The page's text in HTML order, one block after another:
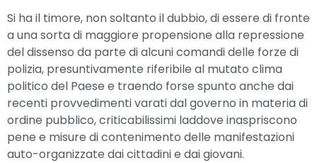
Si ha il timore, non soltanto il dubbio, di essere di fronte
a una sorta di maggiore propensione alla repressione
del dissenso da parte di alcuni comandi delle forze di
polizia, presuntivamente riferibile al mutato clima
politico del Paese e traendo forse spunto anche dai
recenti provvedimenti varati dal governo in materia di
ordine pubblico, criticabilissimi laddove inaspriscono
pene e misure di contenimento delle manifestazioni
auto-organizzate dai cittadini e dai giovani.